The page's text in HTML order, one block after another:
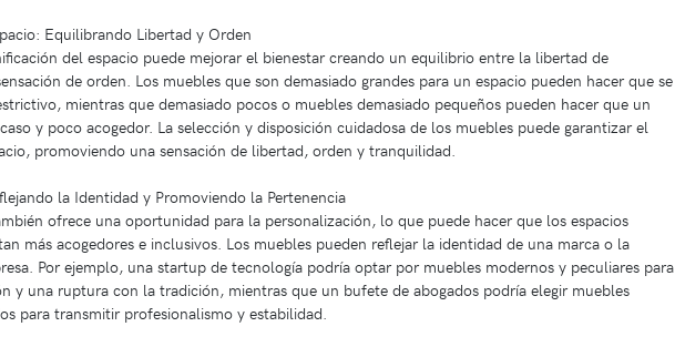
Equilibrando Libertad y Orden
del espacio puede mejorar el bienestar creando un equilibrio entre la libertad de
de orden. Los muebles que son demasiado grandes para un espacio pueden hacer que se
mientras que demasiado pocos o muebles demasiado pequeños pueden hacer que un
y poco acogedor. La selección y disposición cuidadosa de los muebles puede garantizar el
promoviendo una sensación de libertad, orden y tranquilidad.
la Identidad y Promoviendo la Pertenencia
ofrece una oportunidad para la personalización, lo que puede hacer que los espacios
más acogedores e inclusivos. Los muebles pueden reflejar la identidad de una marca o la
Por ejemplo, una startup de tecnología podría optar por muebles modernos y peculiares para
y una ruptura con la tradición, mientras que un bufete de abogados podría elegir muebles
para transmitir profesionalismo y estabilidad.